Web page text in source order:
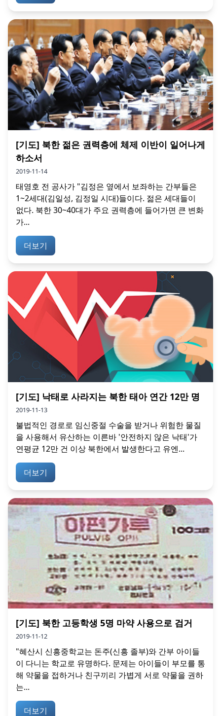
[기도] 북한 젊은 권력층에 체제 이반이 일어나게
하소서
2019-11-14
태영호 전 공사가 "김정은 옆에서 보좌하는 간부들은
1~2세대(김일성, 김정일 시대)들이다. 젊은 세대들이
없다. 북한 30~40대가 주요 권력층에 들어가면 큰 변화
가...
더보기
[기도] 낙태로 사라지는 북한 태아 연간 12만 명
2019-11-13
불법적인 경로로 임신중절 수술을 받거나 위험한 물질
을 사용해서 유산하는 이른바 '안전하지 않은 낙태'가
연평균 12만 건 이상 북한에서 발생한다고 유엔...
더보기
[기도] 북한 고등학생 5명 마약 사용으로 검거
2019-11-12
"혜산시 신흥중학교는 돈주(신흥 졸부)와 간부 아이들
이 다니는 학교로 유명하다. 문제는 아이들이 부모를 통
해 약물을 접하거나 친구끼리 가볍게 서로 약물을 권하
는...
더보기